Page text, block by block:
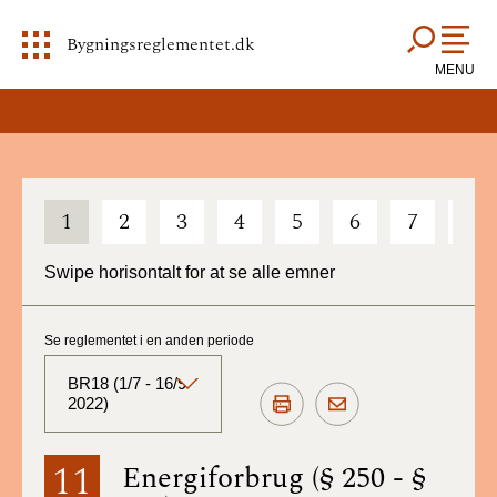
Bygningsreglementet.dk
MENU
1 2 3 4 5 6 7
Swipe horisontalt for at se alle emner
11 Energiforbrug (§ 250 - §
Se reglementet i en anden periode
BR18 (1/7 - 16/9
2022)
BR18 (Aktuelt)